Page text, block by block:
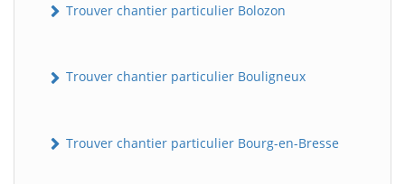
Trouver chantier particulier Bolozon
Trouver chantier particulier Bouligneux
Trouver chantier particulier Bourg-en-Bresse